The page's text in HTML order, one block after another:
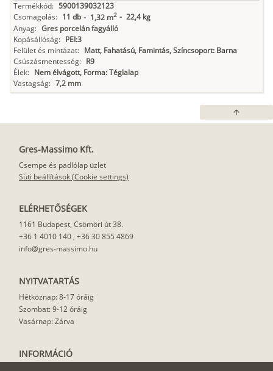
Termékkód: 5900139032123
Csomagolás: 11 db - 1,32 m2 - 22,4 kg
Anyag: Gres porcelán fagyálló
Kopásállóság: PEI:3
Felület és mintázat: Matt, Fahatású, Famintás, Színcsoport: Barna
Csúszásmentesség: R9
Élek: Nem élvágott, Forma: Téglalap
Vastagság: 7,2 mm
arrow_upward
Gres-Massimo Kft.
Csempe és padlólap üzlet
Süti beállítások (Cookie settings)
ELÉRHETŐSÉGEK
1161 Budapest, Csömöri út 38.
+36 1 4010 140 , +36 30 855 4869
info@gres-massimo.hu
NYITVATARTÁS
Hétköznap: 8-17 óráig
Szombat: 9-12 óráig
Vasárnap: Zárva
INFORMÁCIÓ